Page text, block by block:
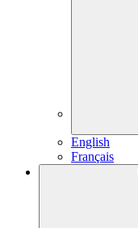
English
Français